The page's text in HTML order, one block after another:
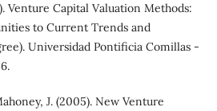
Venture Capital Valuation Methods:
to Current Trends and
Universidad Pontificia Comillas -
J. (2005). New Venture